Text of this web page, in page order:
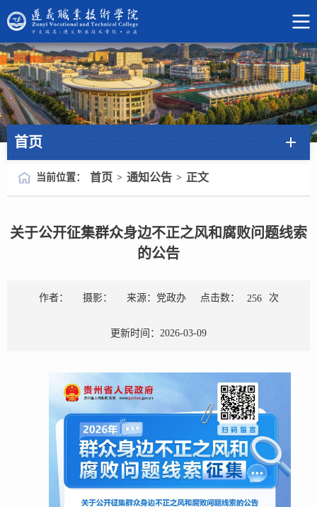
首页
当前位置： 首页 > 通知公告 > 正文
关于公开征集群众身边不正之风和腐败问题线索
的公告
作者： 摄影： 来源：党政办 点击数： 256 次
更新时间：2026-03-09